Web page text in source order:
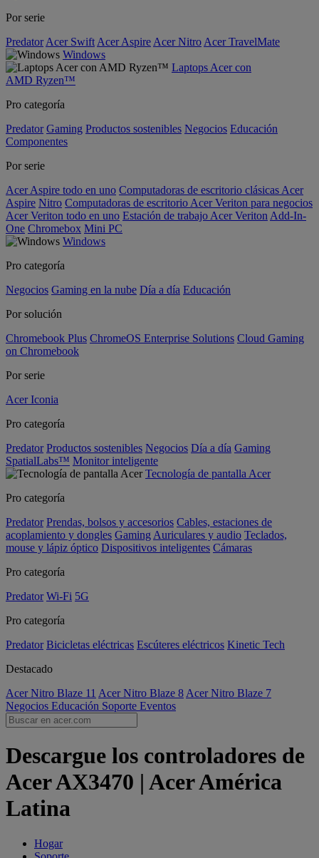
Por serie
Predator Acer Swift Acer Aspire Acer Nitro Acer TravelMate
Windows
Laptops Acer con
AMD Ryzen™
Pro categoría
Predator Gaming Productos sostenibles Negocios Educación
Componentes
Por serie
Acer Aspire todo en uno Computadoras de escritorio clásicas Acer
Aspire Nitro Computadoras de escritorio Acer Veriton para negocios
Acer Veriton todo en uno Estación de trabajo Acer Veriton Add-In-
One Chromebox Mini PC
Windows
Pro categoría
Negocios Gaming en la nube Día a día Educación
Por solución
Chromebook Plus ChromeOS Enterprise Solutions Cloud Gaming
on Chromebook
Por serie
Acer Iconia
Pro categoría
Predator Productos sostenibles Negocios Día a día Gaming
SpatialLabs™ Monitor inteligente
Tecnología de pantalla Acer
Pro categoría
Predator Prendas, bolsos y accesorios Cables, estaciones de
acoplamiento y dongles Gaming Auriculares y audio Teclados,
mouse y lápiz óptico Dispositivos inteligentes Cámaras
Pro categoría
Predator Wi-Fi 5G
Pro categoría
Predator Bicicletas eléctricas Escúteres eléctricos Kinetic Tech
Destacado
Acer Nitro Blaze 11 Acer Nitro Blaze 8 Acer Nitro Blaze 7
Negocios Educación Soporte Eventos
Descargue los controladores de
Acer AX3470 | Acer América
Latina
Hogar